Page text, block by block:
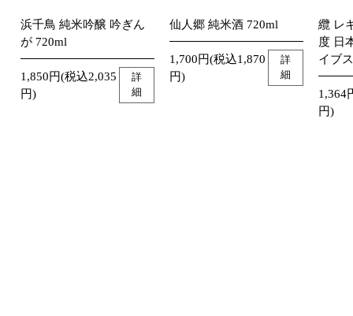
浜千鳥 純米吟醸 吟ぎん
が 720ml
1,850円(税込2,035
円)
詳
細
仙人郷 純米酒 720ml
1,700円(税込1,870
円)
詳
細
纜 レ
度 日
イブ
1,364
円)